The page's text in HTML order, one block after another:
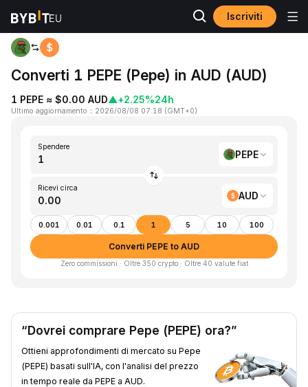
Iscriviti
Home PEPE to AUD
Converti 1 PEPE (Pepe) in AUD (AUD)
1 PEPE ≈ $0.00 AUD▲+2.25%24h
Ultimo aggiornamento ： 2026/08/08 07:18 (GMT+0)
Spendere
PEPE
Ricevi circa
AUD
0.001 0.01 0.1 1 5 10 100
Converti PEPE to AUD
Zero commissioni · Oltre 350 crypto · Oltre 40 valute fiat
“Dovrei comprare Pepe (PEPE) ora?”
Ottieni approfondimenti di mercato su Pepe
(PEPE) basati sull'IA, con l'analisi del prezzo
in tempo reale da PEPE a AUD.